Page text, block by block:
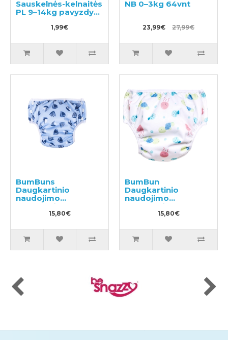
Sauskelnės-kelnaitės
PL 9–14kg pavyzdys
1,99€
NB 0–3kg 64vnt
23,99€ 27,99€
BumBuns
Daugkartinio
naudojimo
sauskelnės
plaukimui ir tualeto
15,80€
BumBun
Daugkartinio
naudojimo
sauskelnės
plaukimui ir tualeto
15,80€